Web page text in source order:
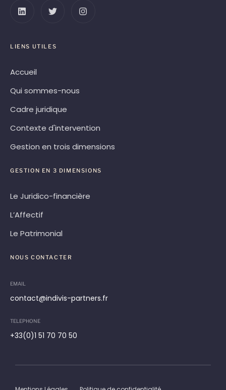
LIENS UTILES
Accueil
Qui sommes-nous
Cadre juridique
Contexte d'intervention
Gestion en trois dimensions
GESTION EN 3 DIMENSIONS
Le Juridico-financière
L’Affectif
Le Patrimonial
NOUS CONTACTER
EMAIL
contact@indivis-partners.fr
TELEPHONE
+33(0)1 51 70 70 50